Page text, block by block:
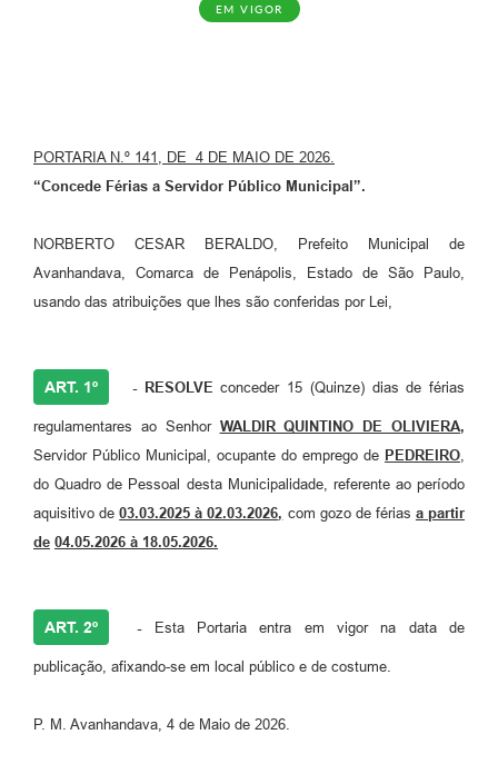
EM VIGOR
PORTARIA N.º 141 , DE 4 DE MAIO DE 2026
“Concede Férias a Servidor Público Municipal”.
NORBERTO CESAR BERALDO, Prefeito Municipal de
Avanhandava, Comarca de Penápolis, Estado de São Paulo,
usando das atribuições que lhes são conferidas por Lei,
ART. 1º - RESOLVEconceder 15 (Quinze) dias de férias
regulamentares ao Senhor WALDIR QUINTINO DE OLIVIERA,
Servidor Público Municipal, ocupante do emprego de PEDREIRO
do Quadro de Pessoal desta Municipalidade, referente ao período
aquisitivo de03.03.2025 à 02.03.2026, com gozo de férias a partir
de 04.05.2026 à 18.05.2026.
ART. 2º -Esta Portaria entra em vigor na data de
publicação, afixando-se em local público e de costume.
P. M. Avanhandava, 4 de Maio de 2026.